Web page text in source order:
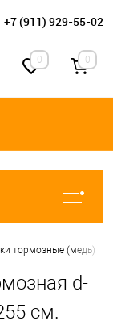
+7 (911) 929-55-02
0 0
тормозные (медь)
d-
см.